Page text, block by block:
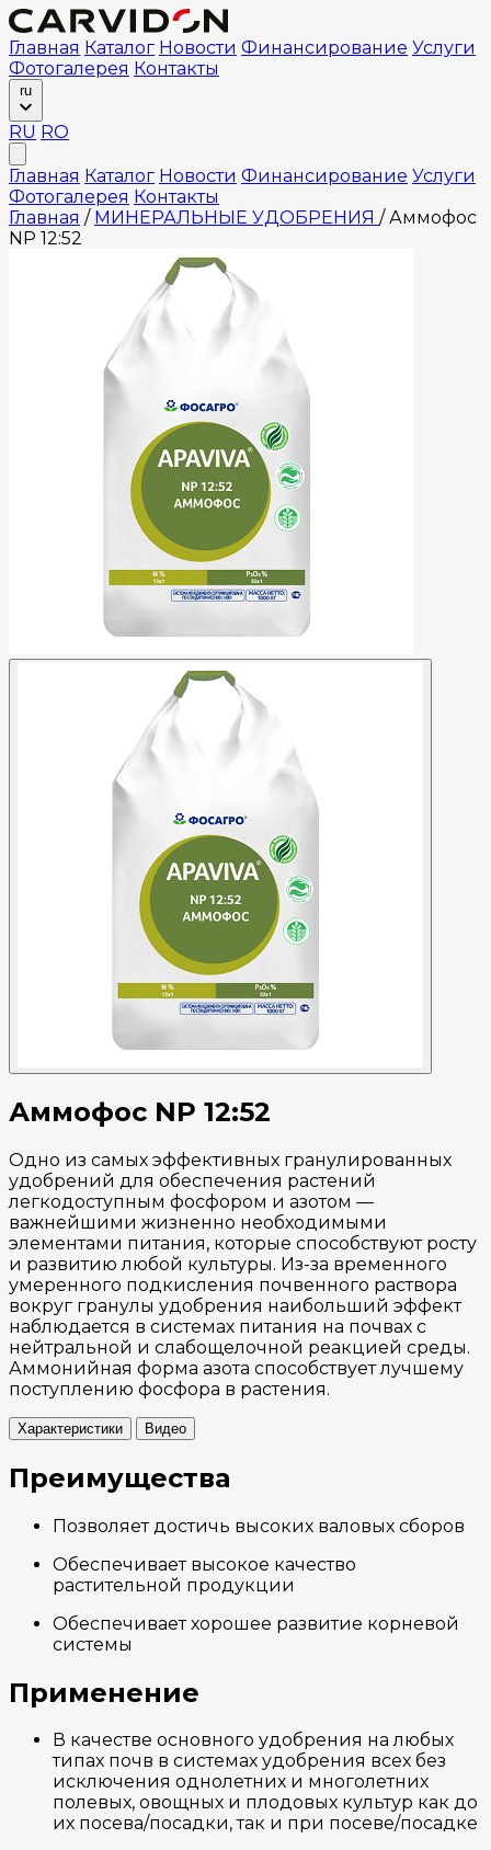
Главная Каталог Новости Финансирование Услуги
Фотогалерея Контакты
ru
RU RO
Главная Каталог Новости Финансирование Услуги
Фотогалерея Контакты
Главная / МИНЕРАЛЬНЫЕ УДОБРЕНИЯ / Аммофос
NP 12:52
Аммофос NP 12:52
Одно из самых эффективных гранулированных
удобрений для обеспечения растений
легкодоступным фосфором и азотом —
важнейшими жизненно необходимыми
элементами питания, которые способствуют росту
и развитию любой культуры. Из-за временного
умеренного подкисления почвенного раствора
вокруг гранулы удобрения наибольший эффект
наблюдается в системах питания на почвах с
нейтральной и слабощелочной реакцией среды.
Аммонийная форма азота способствует лучшему
поступлению фосфора в растения.
Характеристики Видео
Преимущества
Позволяет достичь высоких валовых сборов
Обеспечивает высокое качество
растительной продукции
Обеспечивает хорошее развитие корневой
системы
Применение
В качестве основного удобрения на любых
типах почв в системах удобрения всех без
исключения однолетних и многолетних
полевых, овощных и плодовых культур как до
их посева/посадки, так и при посеве/посадке